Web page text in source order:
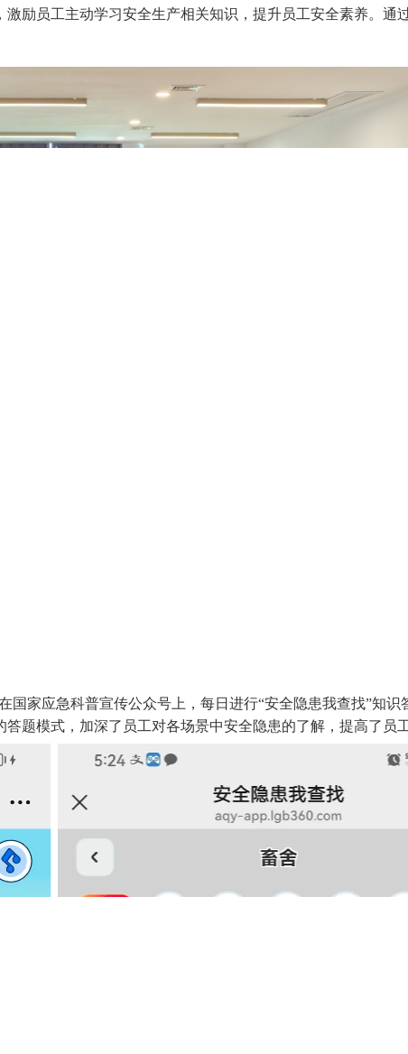
励员工主动学习安全生产相关知识，提升员工安全素养。通
国家应急科普宣传公众号上，每日进行“安全隐患我查找”知识
题模式，加深了员工对各场景中安全隐患的了解，提高了员